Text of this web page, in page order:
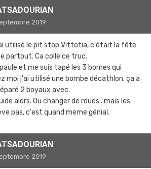
2019
utilisé le pit stop Vittotia, c'était la fête
partout. Ca colle ce truc.
et me suis tapé les 3 bornes qui
moi j'ai utilisé une bombe décathlon, ça a
2 boyaux avec.
alors. Ou changer de roues...mais les
pas, c'est quand meme génial.
2019